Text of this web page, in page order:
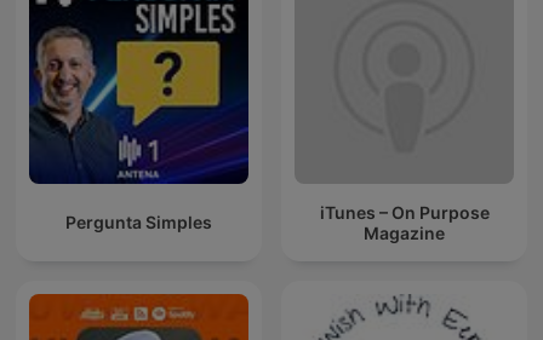
Pergunta Simples
iTunes – On Purpose
Magazine